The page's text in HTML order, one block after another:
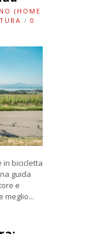
(HOME
/ 0
in bicicletta
guida
e
meglio...